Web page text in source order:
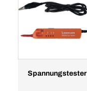
Spannungstester